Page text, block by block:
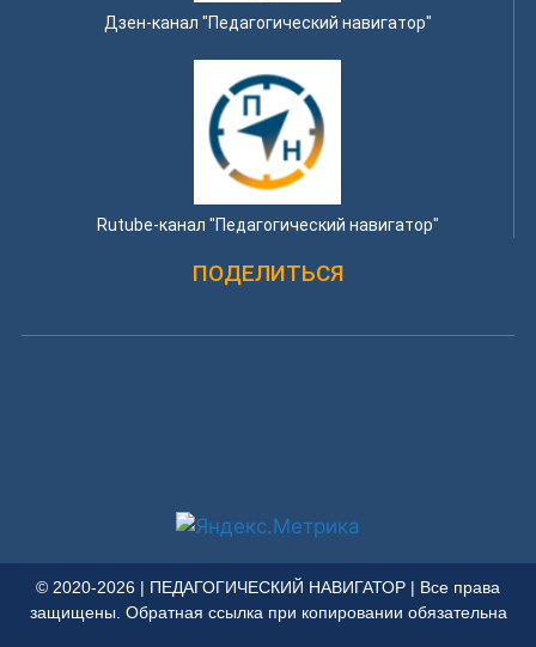
Дзен-канал "Педагогический навигатор"
Rutube-канал "Педагогический навигатор"
ПОДЕЛИТЬСЯ
© 2020-2026 | ПЕДАГОГИЧЕСКИЙ НАВИГАТОР | Все права
защищены. Обратная ссылка при копировании обязательна